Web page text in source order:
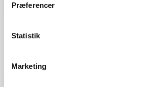
Præferencer
Statistik
Marketing